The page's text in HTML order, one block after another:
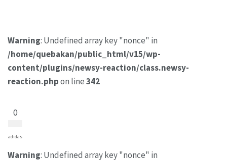
Warning: Undefined array key "nonce" in
/home/quebakan/public_html/v15/wp-
content/plugins/newsy-reaction/class.newsy-
reaction.phpon line342
0
adidas
Warning: Undefined array key "nonce" in